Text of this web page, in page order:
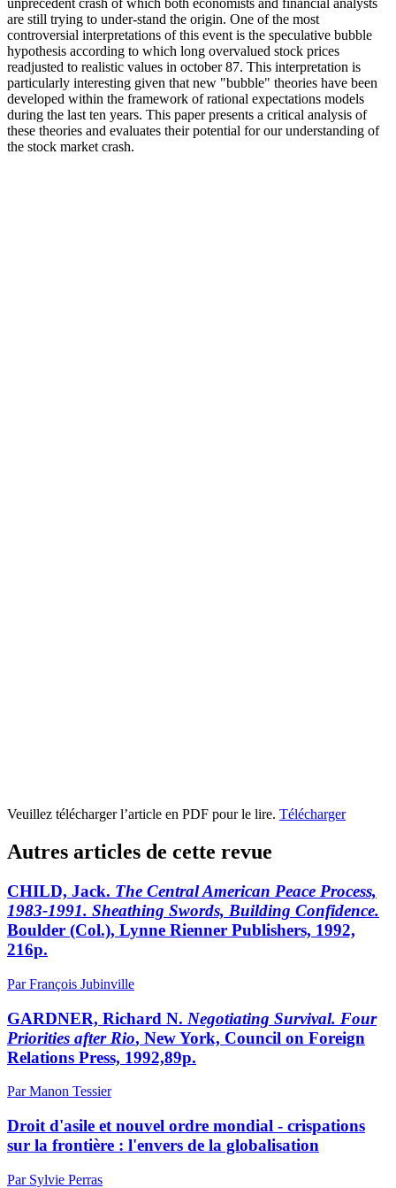
unprecedent crash of which both economists and financial analysts
are still trying to under-stand the origin. One of the most
controversial interpretations of this event is the speculative bubble
hypothesis according to which long overvalued stock prices
readjusted to realistic values in october 87. This interpretation is
particularly interesting given that new "bubble" theories have been
developed within the framework of rational expectations models
during the last ten years. This paper presents a critical analysis of
these theories and evaluates their potential for our understanding of
the stock market crash.
Veuillez télécharger l’article en PDF pour le lire. Télécharger
Autres articles de cette revue
CHILD, Jack. The Central American Peace Process,
1983-1991. Sheathing Swords, Building Confidence.
Boulder (Col.), Lynne Rienner Publishers, 1992,
216p.
Par François Jubinville
GARDNER, Richard N. Negotiating Survival. Four
Priorities after Rio, New York, Council on Foreign
Relations Press, 1992,89p.
Par Manon Tessier
Droit d'asile et nouvel ordre mondial - crispations
sur la frontière : l'envers de la globalisation
Par Sylvie Perras